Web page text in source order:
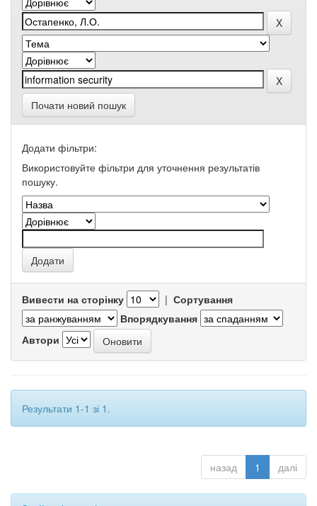
Почати новий пошук
Додати фільтри:
Використовуйте фільтри для уточнення результатів
пошуку.
Вивести на сторінку | Сортування
Впорядкування
Автори
Результати 1-1 зі 1.
назад 1 далі